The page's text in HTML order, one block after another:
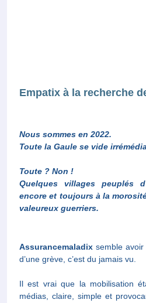
Empatix à la recherche
Nous sommes en 2022.
Toute la Gaule se vide
Toute ? Non !
Quelques villages peuplés
toujours à la morosité. Et la
guerriers.
Assurancemaladix semble avoir
grève, c’est du jamais vu.
Il est vrai que la mobilisation
claire, simple et provocante. 50